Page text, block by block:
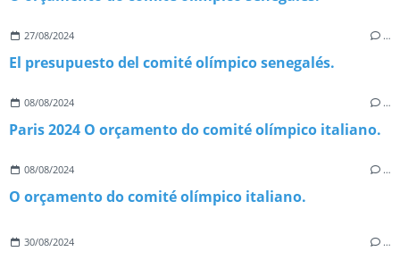
27/08/2024 …
El presupuesto del comité olímpico senegalés.
08/08/2024 …
Paris 2024 O orçamento do comité olímpico italiano.
08/08/2024 …
O orçamento do comité olímpico italiano.
30/08/2024 …